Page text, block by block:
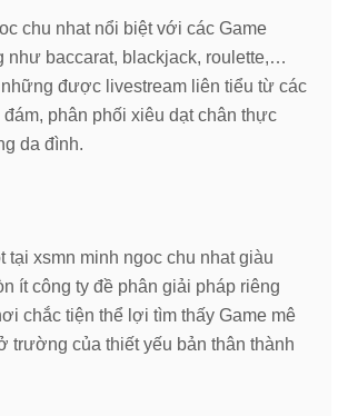
chu nhat nổi biệt với các Game
như baccarat, blackjack, roulette,…
được livestream liên tiểu từ các
phân phối xiêu dạt chân thực
da đình.
tại xsmn minh ngoc chu nhat giàu
ít công ty đề phân giải pháp riêng
chắc tiện thể lợi tìm thấy Game mê
trường của thiết yếu bản thân thành